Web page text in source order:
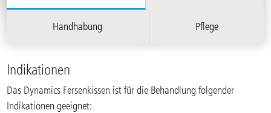
Handhabung Pflege
Indikationen
Das Dynamics Fersenkissen ist für die Behandlung folgender
Indikationen geeignet: